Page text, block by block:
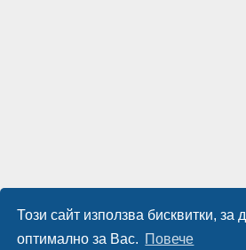
Този сайт използва бисквитки, за
оптимално за Вас. Повече